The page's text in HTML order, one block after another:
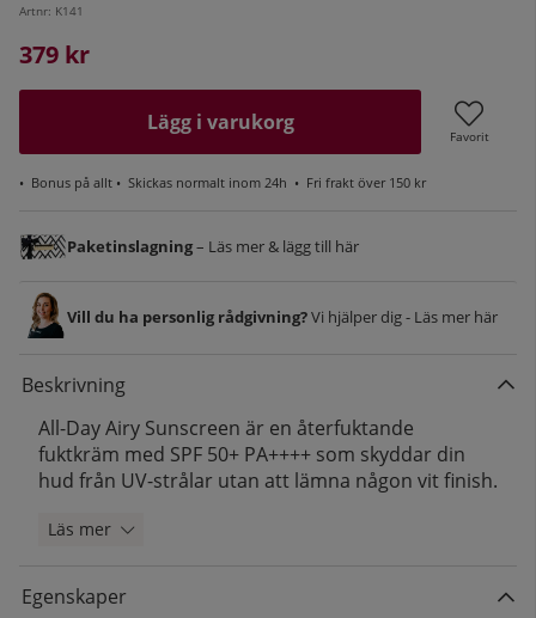
Artnr: K141
379 kr
Lägg i varukorg
Favorit
• Bonus på allt • Skickas normalt inom 24h • Fri frakt över 150 kr
Paketinslagning– Läs mer & lägg till här
Vill du ha personlig rådgivning?Vi hjälper dig - Läs mer här
Beskrivning
All-Day Airy Sunscreen är en återfuktande
fuktkräm med SPF 50+ PA++++ som skyddar din
hud från UV-strålar utan att lämna någon vit finish.
Läs mer
Egenskaper